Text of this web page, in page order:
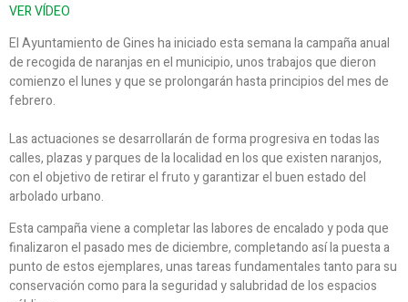
VER VÍDEO
El Ayuntamiento de Gines ha iniciado esta semana la campaña anual
de recogida de naranjas en el municipio, unos trabajos que dieron
comienzo el lunes y que se prolongarán hasta principios del mes de
febrero.
Las actuaciones se desarrollarán de forma progresiva en todas las
calles, plazas y parques de la localidad en los que existen naranjos,
con el objetivo de retirar el fruto y garantizar el buen estado del
arbolado urbano.
Esta campaña viene a completar las labores de encalado y poda que
finalizaron el pasado mes de diciembre, completando así la puesta a
punto de estos ejemplares, unas tareas fundamentales tanto para su
conservación como para la seguridad y salubridad de los espacios